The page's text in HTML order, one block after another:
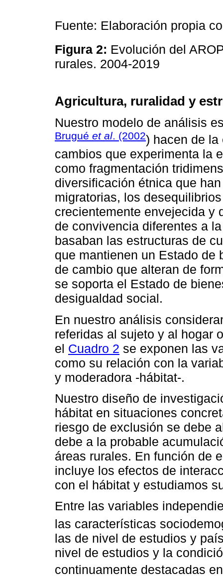
Fuente: Elaboración propia
Figura 2: Evolución del
rurales. 2004-2019
Agricultura, ruralidad y
Nuestro modelo de análisis
Brugué et al. (2002) hacen de
cambios que experimenta la
como fragmentación
diversificación étnica que
migratorias, los
crecientemente envejecida y
de convivencia diferentes a
basaban las estructuras de
que mantienen un Estado de
de cambio que alteran de
se soporta el Estado de
desigualdad social.
En nuestro análisis
referidas al sujeto y al hogar
el Cuadro 2 se exponen las
como su relación con la
y moderadora -hábitat-.
Nuestro diseño de
hábitat en situaciones
riesgo de exclusión se debe
debe a la probable
áreas rurales. En función de
incluye los efectos de
con el hábitat y estudiamos
Entre las variables
las características
las de nivel de estudios y
nivel de estudios y la
continuamente destacadas